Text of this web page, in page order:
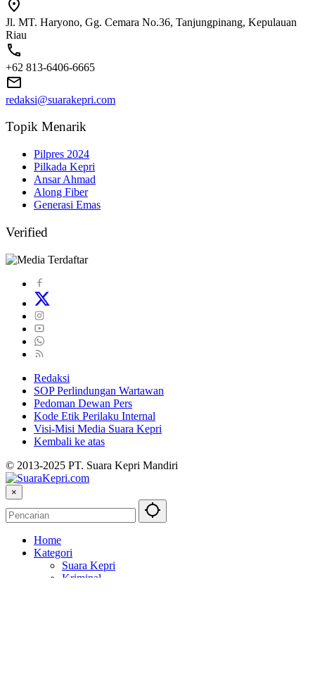
Jl. MT. Haryono, Gg. Cemara No.36, Tanjungpinang, Kepulauan
Riau
+62 813-6406-6665
redaksi@suarakepri.com
Topik Menarik
Pilpres 2024
Pilkada Kepri
Ansar Ahmad
Along Fiber
Generasi Emas
Verified
Redaksi
SOP Perlindungan Wartawan
Pedoman Dewan Pers
Kode Etik Perilaku Internal
Visi-Misi Media Suara Kepri
Kembali ke atas
© 2013-2025 PT. Suara Kepri Mandiri
×
Home
Kategori
Suara Kepri
Kriminal